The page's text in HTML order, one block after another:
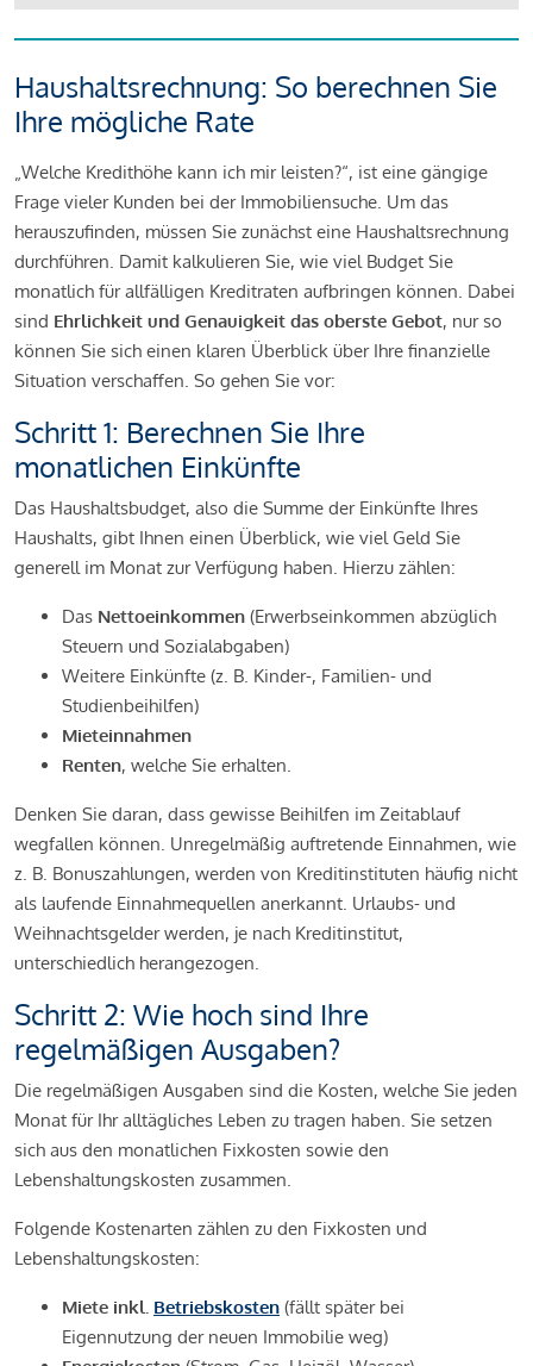
Haushaltsrechnung: So berechnen Sie
Ihre mögliche Rate
„Welche Kredithöhe kann ich mir leisten?“, ist eine gängige
Frage vieler Kunden bei der Immobiliensuche. Um das
herauszufinden, müssen Sie zunächst eine Haushaltsrechnung
durchführen. Damit kalkulieren Sie, wie viel Budget Sie
monatlich für allfälligen Kreditraten aufbringen können. Dabei
sind Ehrlichkeit und Genauigkeit das oberste Gebot, nur so
können Sie sich einen klaren Überblick über Ihre finanzielle
Situation verschaffen. So gehen Sie vor:
Schritt 1: Berechnen Sie Ihre
monatlichen Einkünfte
Das Haushaltsbudget, also die Summe der Einkünfte Ihres
Haushalts, gibt Ihnen einen Überblick, wie viel Geld Sie
generell im Monat zur Verfügung haben. Hierzu zählen:
Das Nettoeinkommen (Erwerbseinkommen abzüglich
Steuern und Sozialabgaben)
Weitere Einkünfte (z. B. Kinder-, Familien- und
Studienbeihilfen)
Mieteinnahmen
Renten, welche Sie erhalten.
Denken Sie daran, dass gewisse Beihilfen im Zeitablauf
wegfallen können. Unregelmäßig auftretende Einnahmen, wie
z. B. Bonuszahlungen, werden von Kreditinstituten häufig nicht
als laufende Einnahmequellen anerkannt. Urlaubs- und
Weihnachtsgelder werden, je nach Kreditinstitut,
unterschiedlich herangezogen.
Schritt 2: Wie hoch sind Ihre
regelmäßigen Ausgaben?
Die regelmäßigen Ausgaben sind die Kosten, welche Sie jeden
Monat für Ihr alltägliches Leben zu tragen haben. Sie setzen
sich aus den monatlichen Fixkosten sowie den
Lebenshaltungskosten zusammen.
Folgende Kostenarten zählen zu den Fixkosten und
Lebenshaltungskosten:
Miete inkl. Betriebskosten (fällt später bei
Eigennutzung der neuen Immobilie weg)